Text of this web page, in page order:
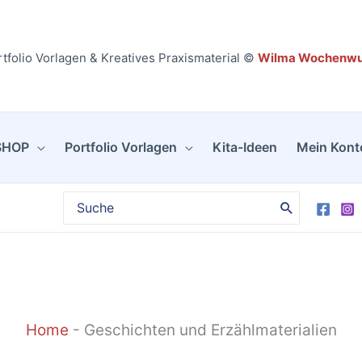
Vorlagen & Kreatives Praxismaterial © Wilma
Portfolio Vorlagen Kita-Ideen Mein
Search
for:
Home - Geschichten und Erzählmaterialien